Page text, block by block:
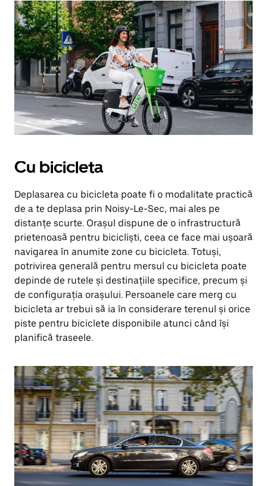
Cu bicicleta
Deplasarea cu bicicleta poate fi o modalitate practică
de a te deplasa prin Noisy-Le-Sec, mai ales pe
distanțe scurte. Orașul dispune de o infrastructură
prietenoasă pentru bicicliști, ceea ce face mai ușoară
navigarea în anumite zone cu bicicleta. Totuși,
potrivirea generală pentru mersul cu bicicleta poate
depinde de rutele și destinațiile specifice, precum și
de configurația orașului. Persoanele care merg cu
bicicleta ar trebui să ia în considerare terenul și orice
piste pentru biciclete disponibile atunci când își
planifică traseele.